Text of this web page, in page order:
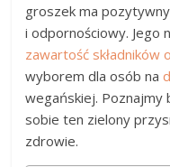
groszek ma
i odpornościowy. Jego
zawartość składników
wyborem dla osób na
wegańskiej. Poznajmy
sobie ten zielony
zdrowie.